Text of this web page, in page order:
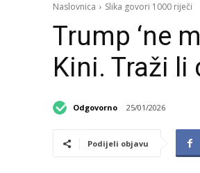
Naslovnica Slika govori 1000 riječi
Trump ‘ne
Kini. Traži li
Odgovorno 25/01/2026
Podijeli objavu